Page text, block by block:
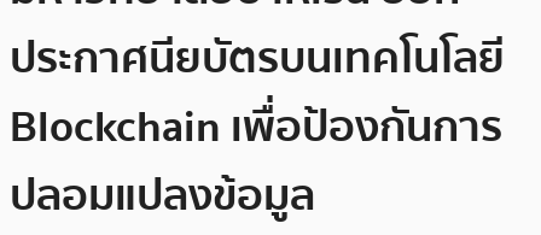
ประกาศนียบัตรบนเทคโนโลยี
Blockchain เพื่อป้องกันการ
ปลอมแปลงข้อมูล